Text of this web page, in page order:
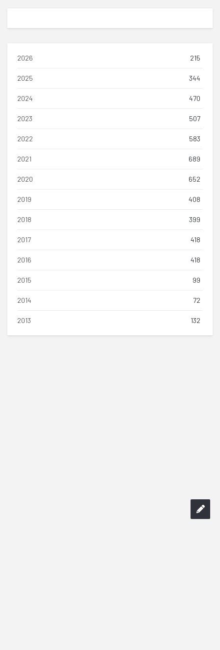
2026 215
2025 344
2024 470
2023 507
2022 583
2021 689
2020 652
2019 408
2018 399
2017 418
2016 418
2015 99
2014 72
2013 132